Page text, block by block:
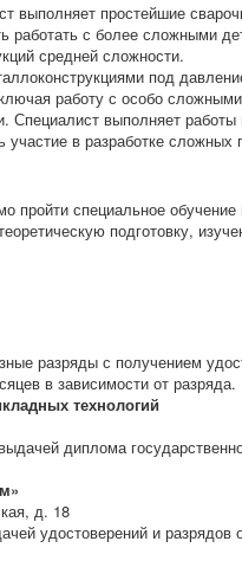
выполняет простейшие
работать с более сложными
средней сложности.
под
работу с особо
Специалист выполняет
в разработке сложных
пройти специальное
подготовку,
разряды с получением
в зависимости от разряда.
технологий
диплома
д. 18
удостоверений и разрядов